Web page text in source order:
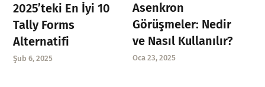
2025’teki En İyi 10
Tally Forms
Alternatifi
Şub 6, 2025
Asenkron
Görüşmeler: Nedir
ve Nasıl Kullanılır?
Oca 23, 2025